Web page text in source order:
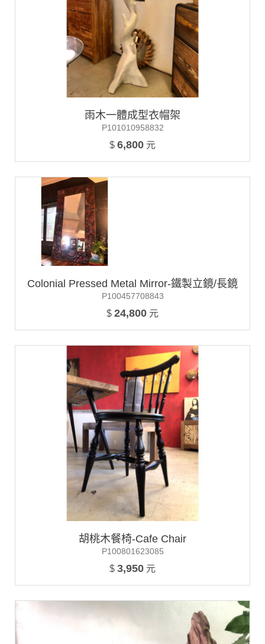
雨木一體成型衣帽架
P101010958832
$ 6,800 元
Colonial Pressed Metal Mirror-鐵製立鏡/長鏡
P100457708843
$ 24,800 元
胡桃木餐椅-Cafe Chair
P100801623085
$ 3,950 元